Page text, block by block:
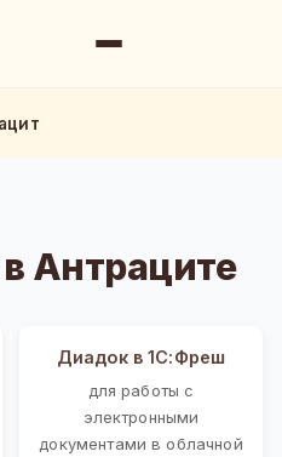
Антраците
Диадок в 1С:Фреш
для работы с
электронными
документами в облачной